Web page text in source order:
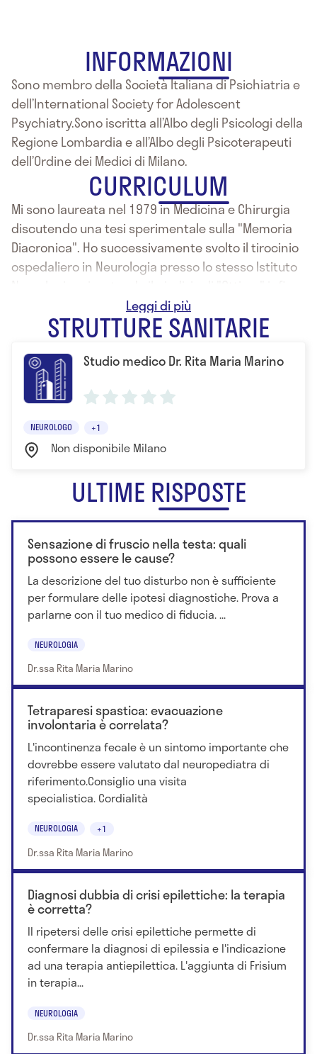
INFORMAZIONI
Sono membro della Società Italiana di Psichiatria e
dell’International Society for Adolescent
Psychiatry.Sono iscritta all’Albo degli Psicologi della
Regione Lombardia e all’Albo degli Psicoterapeuti
dell’Ordine dei Medici di Milano.
CURRICULUM
Mi sono laureata nel 1979 in Medicina e Chirurgia
discutendo una tesi sperimentale sulla "Memoria
Diacronica". Ho successivamente svolto il tirocinio
ospedaliero in Neurologia presso lo stesso Istituto
conseguendo la specialità di Neurologia nel 1983
presso l’Università degli Studi di Milano. Conseguita
la specializzazione, ho orientato i propri interessi
verso lo studio delle funzioni corticali superiori,
della Neuropsicologia e della Psichiatria. Ho
frequentato la Scuola di Psicoanalisi della Società
Psicoanalitica Italiana fino al riconoscimento della
qualifica di Psicoanalista.
STRUTTURE SANITARIE
Studio medico Dr. Rita Maria Marino
NEUROLOGO +1
Non disponibile Milano
ULTIME RISPOSTE
Sensazione di fruscio nella testa: quali
possono essere le cause?
La descrizione del tuo disturbo non è sufficiente
per formulare delle ipotesi diagnostiche. Prova a
parlarne con il tuo medico di fiducia. ...
NEUROLOGIA
Dr.ssa Rita Maria Marino
Tetraparesi spastica: evacuazione
involontaria è correlata?
L'incontinenza fecale è un sintomo importante che
dovrebbe essere valutato dal neuropediatra di
riferimento.Consiglio una visita
specialistica. Cordialità
NEUROLOGIA +1
Dr.ssa Rita Maria Marino
Diagnosi dubbia di crisi epilettiche: la terapia
è corretta?
Il ripetersi delle crisi epilettiche permette di
confermare la diagnosi di epilessia e l'indicazione
ad una terapia antiepilettica. L'aggiunta di Frisium
in terapia...
NEUROLOGIA
Dr.ssa Rita Maria Marino